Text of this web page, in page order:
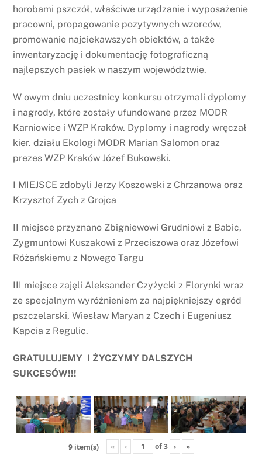
horobami pszczół, właściwe urządzanie i wyposażenie
pracowni, propagowanie pozytywnych wzorców,
promowanie najciekawszych obiektów, a także
inwentaryzację i dokumentację fotograficzną
najlepszych pasiek w naszym województwie.
W owym dniu uczestnicy konkursu otrzymali dyplomy
i nagrody, które zostały ufundowane przez MODR
Karniowice i WZP Kraków. Dyplomy i nagrody wręczał
kier. działu Ekologi MODR Marian Salomon oraz
prezes WZP Kraków Józef Bukowski.
I MIEJSCE zdobyli Jerzy Koszowski z Chrzanowa oraz
Krzysztof Zych z Grojca
II miejsce przyznano Zbigniewowi Grudniowi z Babic,
Zygmuntowi Kuszakowi z Przeciszowa oraz Józefowi
Różańskiemu z Nowego Targu
III miejsce zajęli Aleksander Czyżycki z Florynki wraz
ze specjalnym wyróżnieniem za najpiękniejszy ogród
pszczelarski, Wiesław Maryan z Czech i Eugeniusz
Kapcia z Regulic.
GRATULUJEMY I ŻYCZYMY DALSZYCH
SUKCESÓW!!!
9 item(s) « ‹ of3 › »